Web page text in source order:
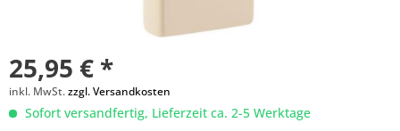
25,95 € *
inkl. MwSt.zzgl. Versandkosten
Sofort versandfertig, Lieferzeit ca. 2-5 Werktage